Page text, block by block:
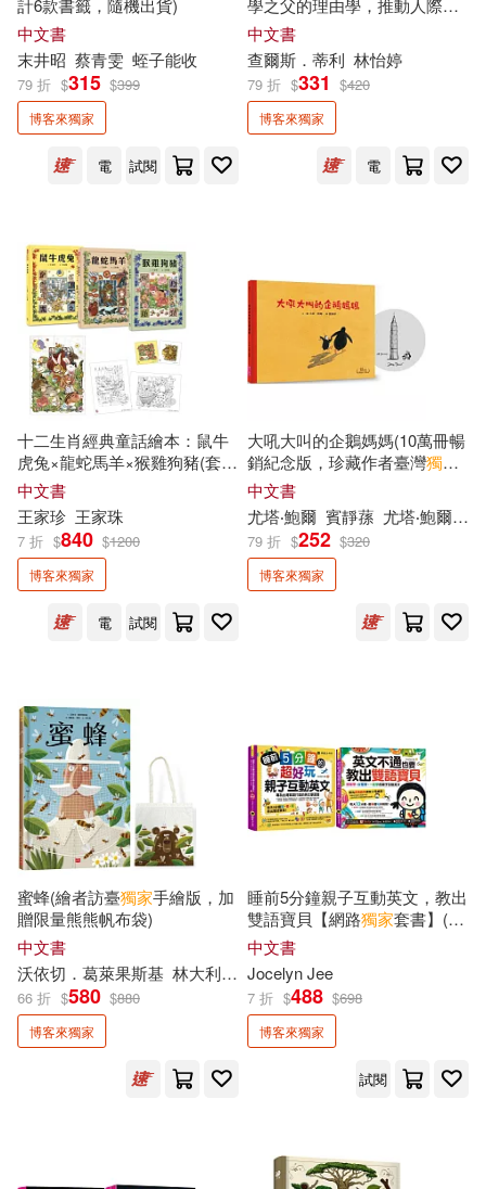
大衛．克拉克(2) 安壇美緒(2)
安妮．法蘭克(2) 安辰明(2)
安迪．格里菲斯(2)
宮澤賢治(2)
小泉八雲(2)
小熊出版編輯部(2)
小高潮色計事務所(2)
尼克．馬朱利(2) 尾巴(2)
岑永康(2) 岑澎維(2)
川越宗一(2)
布莉琪．柯林斯(2)
帕維爾．塔索林(2)
廖亦武(2) 張嘉真(2)
張德芬(2) 張珮珊(2)
張維中(2) 張蓉蓓(2)
財團法人國語日報社(2)
鸚鵡螺文化(2)
KIDO親子時堂(1)
三日月(1)
不二家(1)
人類智庫(1)
健行(1) 傾向出版社(1)
元氣齋(1)
國立臺灣師範大學出版中心(1)
地平線文化(1) 大境(1)
大好書屋(1)
大都會文化事業有限公司(1)
天培(1) 如果出版社(1)
寫樂文化(1)
計6款書籤，隨機出貨)
中文書
末井昭 蔡青雯 蛭子能收
79 折 $315 $399
博客來獨家
電 試閱
學之父的理由學，推動人際關
係建立與修復的祕密(全球
收錄《異數》、《引爆趨勢》
作者葛拉威爾導讀)
中文書
查爾斯．蒂利 林怡婷
79 折 $331 $420
博客來獨家
電
十二生肖經典童話繪本：鼠牛
虎兔×龍蛇馬羊×猴雞狗豬(套書
共三冊)【首刷限量好禮：作繪
者印刷簽名海報一張+精緻著色
畫卡兩張+萬用小卡片兩張】
中文書
王家珍 王家珠
7 折 $840 $1200
博客來獨家
電 試閱
大吼大叫的企鵝媽媽(10萬冊暢
銷紀念版，珍藏作者臺灣獨家
簽名繪)
中文書
尤塔‧鮑爾 賓靜蓀 尤塔‧鮑爾（Jutta Bauer）
79 折 $252 $320
博客來獨家
蜜蜂(繪者訪臺獨家手繪版，加
贈限量熊熊帆布袋)
中文書
沃依切．葛萊果斯基 林大利 彼歐茲．索哈（Piotr Socha）
66 折 $580 $880
博客來獨家
睡前5分鐘親子互動英文，教出
雙語寶貝【網路獨家套書】(2
書+2CD+親子互動手冊+
「Youtor App」內含VRP虛擬
點讀筆)
中文書
Jocelyn Jee
7 折 $488 $698
博客來獨家
試閱